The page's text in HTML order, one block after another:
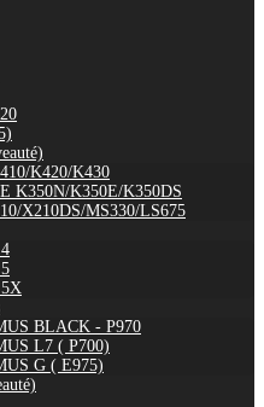
K420/K430
K350N/K350E/K350DS
X210DS/MS330/LS675
BLACK - P970
L7 ( P700)
G ( E975)